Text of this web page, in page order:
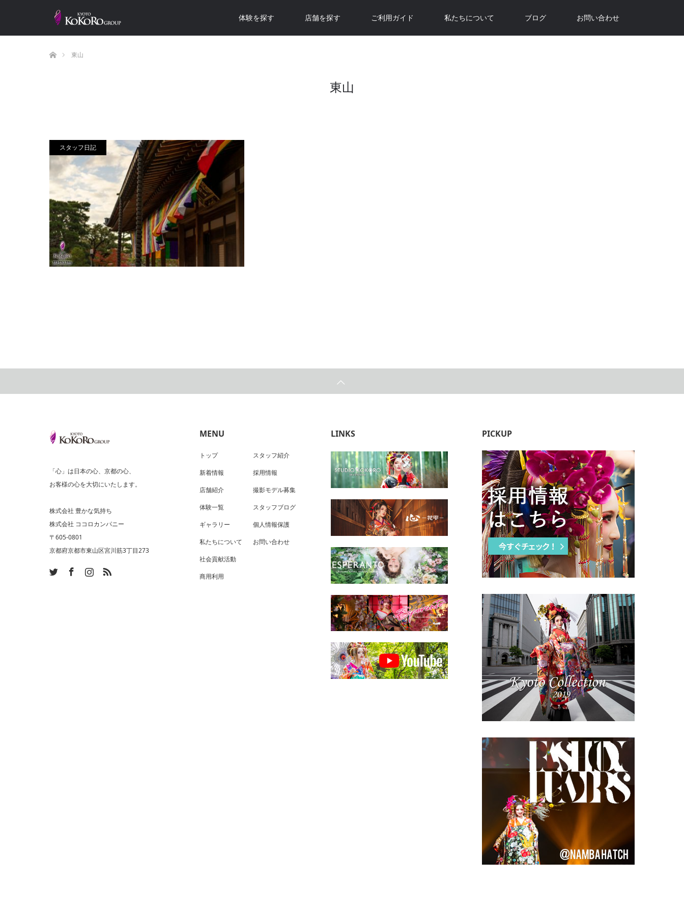
体験を探す 店舗を探す ご利用ガイド 私たちについて ブログ お問い合わせ
東山
東山
スタッフ日記
MENU
トップ
新着情報
店舗紹介
体験一覧
ギャラリー
私たちについて
社会貢献活動
商用利用
スタッフ紹介
採用情報
撮影モデル募集
スタッフブログ
個人情報保護
お問い合わせ
LINKS PICKUP
「心」は日本の心、京都の心、
お客様の心を大切にいたします。
株式会社 豊かな気持ち
株式会社 ココロカンパニー
〒605-0801
京都府京都市東山区宮川筋3丁目273